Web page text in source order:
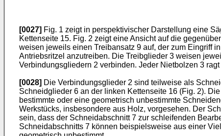
[0027] Fig. 1 zeigt in perspektivischer Darstellung eine
Kettenseite 15. Fig. 2 zeigt eine Ansicht auf die
weisen jeweils einen Treibansatz 9 auf, der zum Eingriff
Antriebsritzel anzutreiben. Die Treibglieder 3 weisen
Verbindungsgliedern 2 verbinden. Jeder Nietbolzen 3
[0028] Die Verbindungsglieder 2 sind teilweise als
Schneidglieder 6 an der linken Kettenseite 16 (Fig. 2).
bestimmte oder eine geometrisch unbestimmte
Werkstücks, insbesondere aus Holz, vorgesehen. Der
sein, dass der Schneidabschnitt 7 zur schleifenden
Schneidabschnitts 7 können beispielsweise aus einer